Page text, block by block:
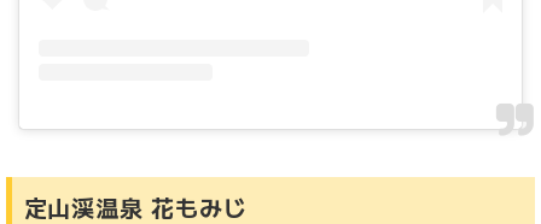
定山渓温泉 花もみじ